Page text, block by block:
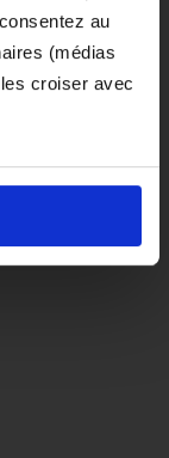
au
(médias
croiser avec
noir,